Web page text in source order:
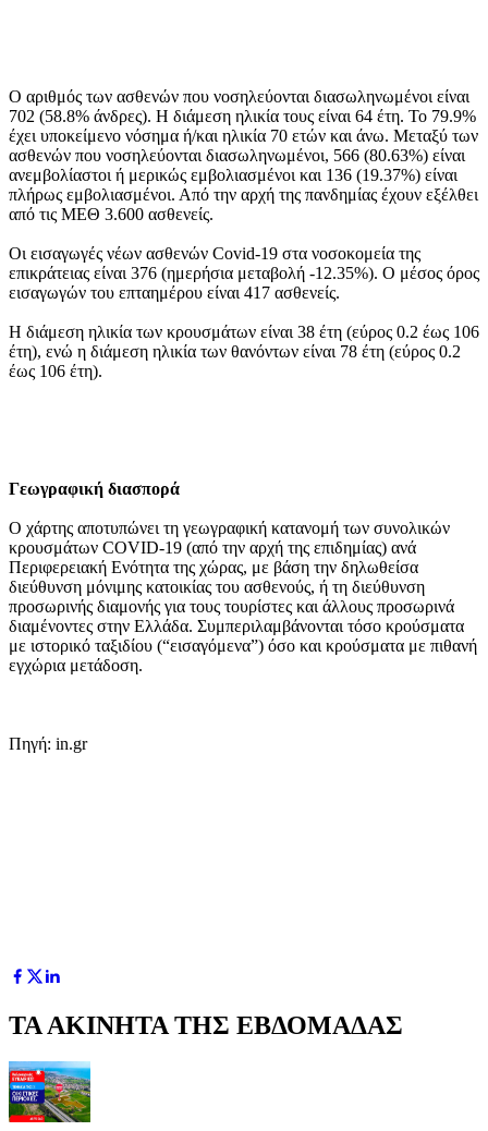
Ο αριθμός των ασθενών που νοσηλεύονται διασωληνωμένοι είναι
702 (58.8% άνδρες). Η διάμεση ηλικία τους είναι 64 έτη. To 79.9%
έχει υποκείμενο νόσημα ή/και ηλικία 70 ετών και άνω. Μεταξύ των
ασθενών που νοσηλεύονται διασωληνωμένοι, 566 (80.63%) είναι
ανεμβολίαστοι ή μερικώς εμβολιασμένοι και 136 (19.37%) είναι
πλήρως εμβολιασμένοι. Από την αρχή της πανδημίας έχουν εξέλθει
από τις ΜΕΘ 3.600 ασθενείς.
Οι εισαγωγές νέων ασθενών Covid-19 στα νοσοκομεία της
επικράτειας είναι 376 (ημερήσια μεταβολή -12.35%). Ο μέσος όρος
εισαγωγών του επταημέρου είναι 417 ασθενείς.
Η διάμεση ηλικία των κρουσμάτων είναι 38 έτη (εύρος 0.2 έως 106
έτη), ενώ η διάμεση ηλικία των θανόντων είναι 78 έτη (εύρος 0.2
έως 106 έτη).
Γεωγραφική διασπορά
Ο χάρτης αποτυπώνει τη γεωγραφική κατανομή των συνολικών
κρουσμάτων COVID-19 (από την αρχή της επιδημίας) ανά
Περιφερειακή Ενότητα της χώρας, με βάση την δηλωθείσα
διεύθυνση μόνιμης κατοικίας του ασθενούς, ή τη διεύθυνση
προσωρινής διαμονής για τους τουρίστες και άλλους προσωρινά
διαμένοντες στην Ελλάδα. Συμπεριλαμβάνονται τόσο κρούσματα
με ιστορικό ταξιδίου (“εισαγόμενα”) όσο και κρούσματα με πιθανή
εγχώρια μετάδοση.
Πηγή: in.gr
ΤΑ ΑΚΙΝΗΤΑ ΤΗΣ ΕΒΔΟΜΑΔΑΣ